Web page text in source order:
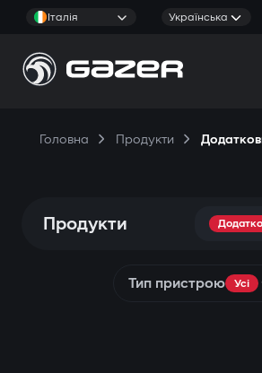
Італія Українська
Головна Продукти
Продукти
Тип пристрою Усі